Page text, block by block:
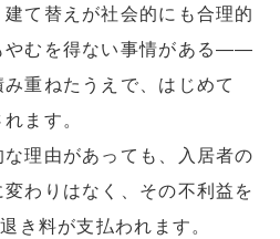
て替えが社会的にも合理的
やむを得ない事情がある——
重ねたうえで、はじめて
ます。
理由があっても、入居者の
わりはなく、その不利益を
き料が支払われます。